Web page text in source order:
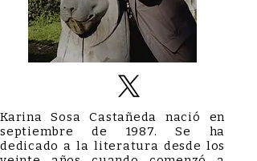
Karina Sosa Castañeda nació en
septiembre de 1987. Se ha
dedicado a la literatura desde los